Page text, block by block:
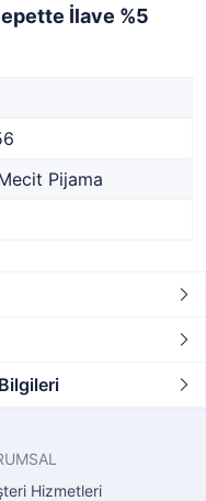
İlave %5
Pijama
Hizmetleri